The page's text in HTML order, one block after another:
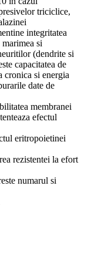
triciclice,
integritatea
si
(dendrite si
capacitatea de
cronica si energia
date de
membranei
efectul
eritropoietinei
rezistentei la efort
numarul si